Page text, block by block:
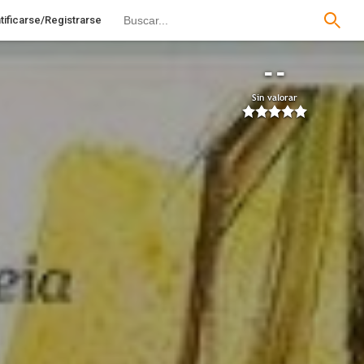
Registrarse
--
Sin valorar